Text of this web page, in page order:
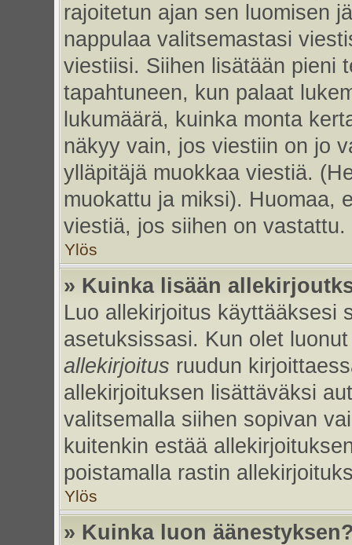
rajoitetun ajan sen luomisen
nappulaa valitsemastasi
viestiisi. Siihen lisätään pieni
tapahtuneen, kun palaat
lukumäärä, kuinka monta
näkyy vain, jos viestiin on jo
ylläpitäjä muokkaa viestiä.
muokattu ja miksi). Huomaa,
viestiä, jos siihen on vastattu.
Ylös
» Kuinka lisään
Luo allekirjoitus käyttääksesi
asetuksissasi. Kun olet
allekirjoitus ruudun
allekirjoituksen lisättäväksi
valitsemalla siihen sopivan
kuitenkin estää
poistamalla rastin
Ylös
» Kuinka luon